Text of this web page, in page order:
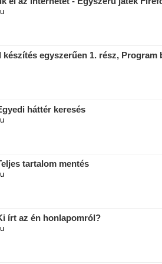
készítés egyszerűen 1. rész, Program
háttér keresés
tartalom mentés
írt az én honlapomról?